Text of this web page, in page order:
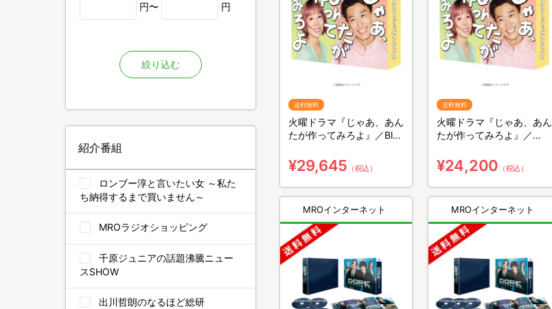
送料無料
火曜ドラマ『じゃあ、あん
たが作ってみろよ』／Blu-
組）
¥29,645 （税込）
送料無料
火曜ドラマ『じゃあ、あん
たが作ってみろよ』／
枚組）
¥24,200 （税込）
MROインターネット MROインターネット
円〜 円
絞り込む
紹介番組
ロンブー淳と言いたい女 ～私た
ち納得するまで買いません～
MROラジオショッピング
千原ジュニアの話題沸騰ニュー
スSHOW
出川哲朗のなるほど総研